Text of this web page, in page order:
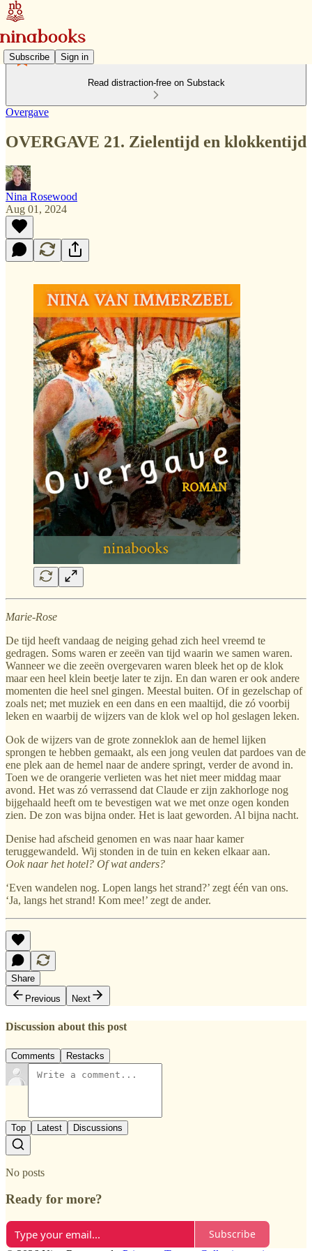
Subscribe Sign in
Read distraction-free on Substack
Overgave
OVERGAVE 21. Zielentijd en klokkentijd
Nina Rosewood
Aug 01, 2024
Marie-Rose
De tijd heeft vandaag de neiging gehad zich heel vreemd te
gedragen. Soms waren er zeeën van tijd waarin we samen waren.
Wanneer we die zeeën overgevaren waren bleek het op de klok
maar een heel klein beetje later te zijn. En dan waren er ook andere
momenten die heel snel gingen. Meestal buiten. Of in gezelschap of
zoals net; met muziek en een dans en een maaltijd, die zó voorbij
leken en waarbij de wijzers van de klok wel op hol geslagen leken.
Ook de wijzers van de grote zonneklok aan de hemel lijken
sprongen te hebben gemaakt, als een jong veulen dat pardoes van de
ene plek aan de hemel naar de andere springt, verder de avond in.
Toen we de orangerie verlieten was het niet meer middag maar
avond. Het was zó verrassend dat Claude er zijn zakhorloge nog
bijgehaald heeft om te bevestigen wat we met onze ogen konden
zien. De zon was bijna onder. Het is laat geworden. Al bijna nacht.
Denise had afscheid genomen en was naar haar kamer
teruggewandeld. Wij stonden in de tuin en keken elkaar aan.
Ook naar het hotel? Of wat anders?
‘Even wandelen nog. Lopen langs het strand?’ zegt één van ons.
‘Ja, langs het strand! Kom mee!’ zegt de ander.
Share
Previous
Next
Discussion about this post
Comments Restacks
Top Latest Discussions
No posts
Ready for more?
Subscribe